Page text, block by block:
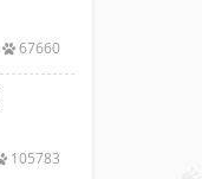
67660
105783